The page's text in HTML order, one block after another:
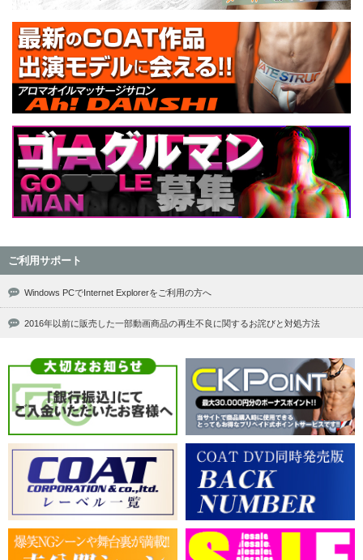
ご利用サポート
Windows PCでInternet Explorerをご利用の方へ
2016年以前に販売した一部動画商品の再生不良に関するお詫びと対処方法